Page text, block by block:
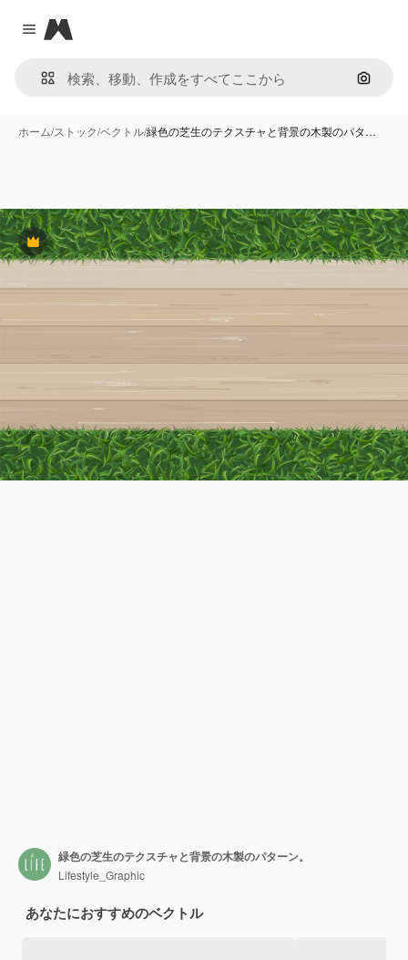
Close menu
Magnific
画像で
ホーム/ストック/ベクトル/緑色の芝生のテクスチャと背景の木製のパタ…
Premium
緑色の芝生のテクスチャと背景の木製のパターン。
Lifestyle_Graphic
あなたにおすすめのベクトル